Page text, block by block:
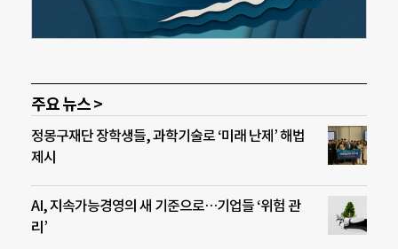
주요 뉴스 >
정몽구재단 장학생들, 과학기술로 ‘미래 난제’ 해법
제시
AI, 지속가능경영의 새 기준으로…기업들 ‘위험 관
리’